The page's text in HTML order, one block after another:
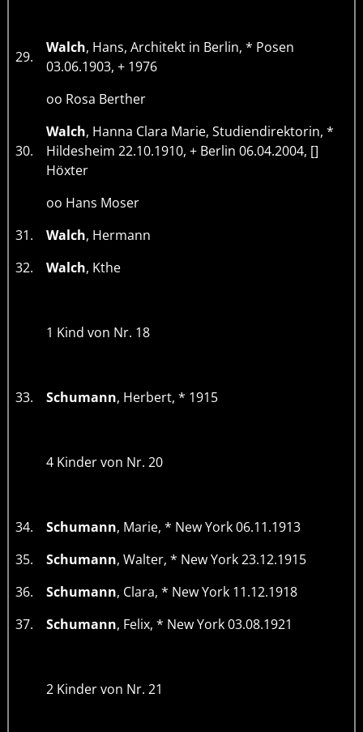
29.
Walch, Hans, Architekt in Berlin, * Posen
03.06.1903, + 1976
oo Rosa Berther
30.
Walch, Hanna Clara Marie, Studiendirektorin, *
Hildesheim 22.10.1910, + Berlin 06.04.2004, []
Höxter
oo Hans Moser
31.
Walch, Hermann
32.
Walch, Kthe
1 Kind von Nr. 18
33. Schumann, Herbert, * 1915
4 Kinder von Nr. 20
34. Schumann, Marie, * New York 06.11.1913
35.
Schumann, Walter, * New York 23.12.1915
36.
Schumann, Clara, * New York 11.12.1918
37.
Schumann, Felix, * New York 03.08.1921
2 Kinder von Nr. 21